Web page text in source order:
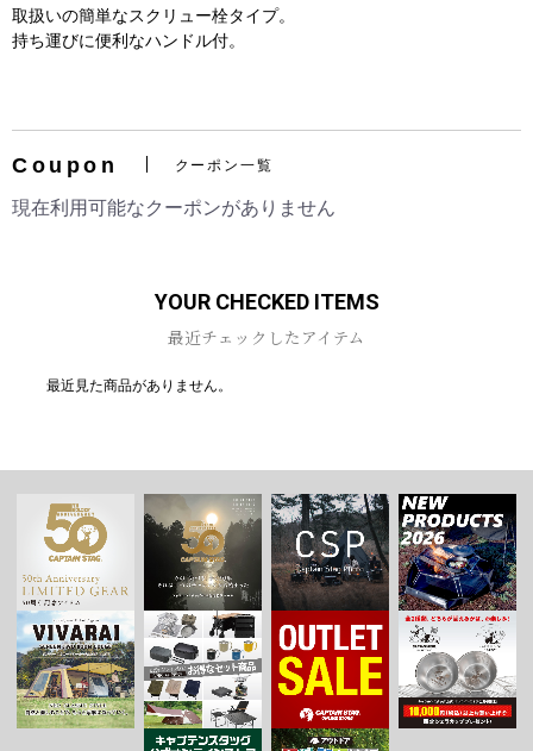
取扱いの簡単なスクリュー栓タイプ。
持ち運びに便利なハンドル付。
Coupon クーポン一覧
現在利用可能なクーポンがありません
YOUR CHECKED ITEMS
最近チェックしたアイテム
最近見た商品がありません。